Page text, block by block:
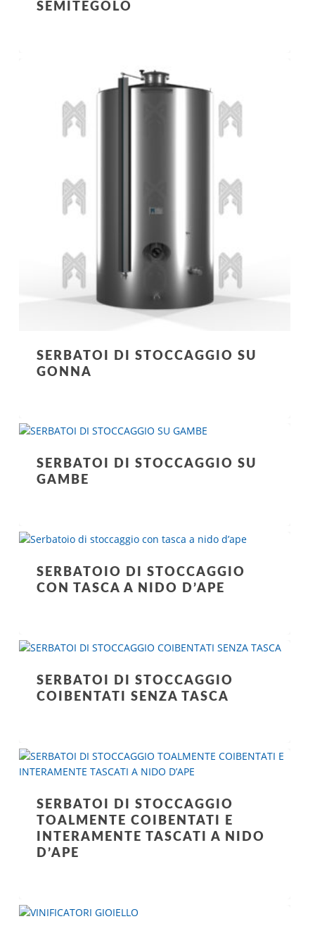
SEMITEGOLO
SERBATOI DI STOCCAGGIO SU
GONNA
SERBATOI DI STOCCAGGIO SU
GAMBE
SERBATOIO DI STOCCAGGIO
CON TASCA A NIDO D’APE
SERBATOI DI STOCCAGGIO
COIBENTATI SENZA TASCA
SERBATOI DI STOCCAGGIO
TOALMENTE COIBENTATI E
INTERAMENTE TASCATI A NIDO
D’APE